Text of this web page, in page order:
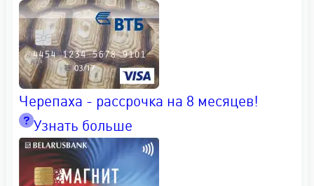
Черепаха - рассрочка на 8 месяцев!
Узнать больше